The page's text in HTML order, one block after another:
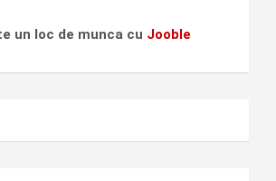
un loc de munca cu Jooble